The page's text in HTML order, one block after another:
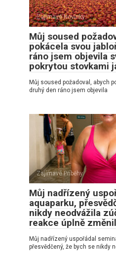
Zajímavé Novinky
Můj soused
pokácela svou
ráno jsem objevila
pokrytou stovkami
Můj soused požadoval, abych
druhý den ráno jsem objevila
Zajímavé Příběhy
Můj nadřízený
aquaparku,
nikdy neodvážila
reakce úplně
Můj nadřízený uspořádal
přesvědčený, že bych se nikdy